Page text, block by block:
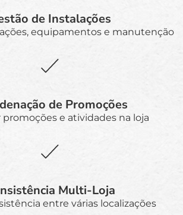
de Instalações
equipamentos e manutenção
de Promoções
promoções e atividades na loja
Multi-Loja
entre várias localizações